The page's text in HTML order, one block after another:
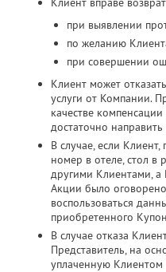
при выявлении
по желанию
при совершении
Клиент может
услуги от Компании.
качестве
достаточно
В случае, если
номер в отеле, стол в
другими Клиентами, а
Акции было
воспользоваться
приобретенного
В случае отказа
Представитель, на
уплаченную Клиентом